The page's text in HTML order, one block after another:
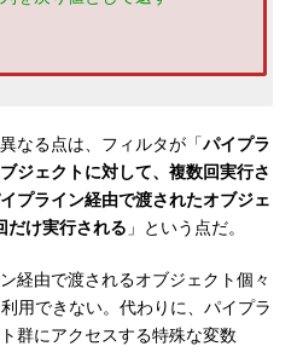
なる点は、フィルタが「パイプラ
ジェクトに対して、複数回実行さ
プライン経由で渡されたオブジェ
だけ実行される 」という点だ。
経由で渡されるオブジェクト個々
用できない。代わりに、パイプラ
群にアクセスする特殊な変数